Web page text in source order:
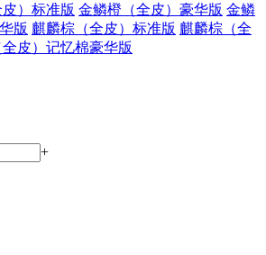
）标准版 金鳞橙（全皮）豪华版 金鳞
版 麒麟棕（全皮）标准版 麒麟棕（全
皮）记忆棉豪华版
+